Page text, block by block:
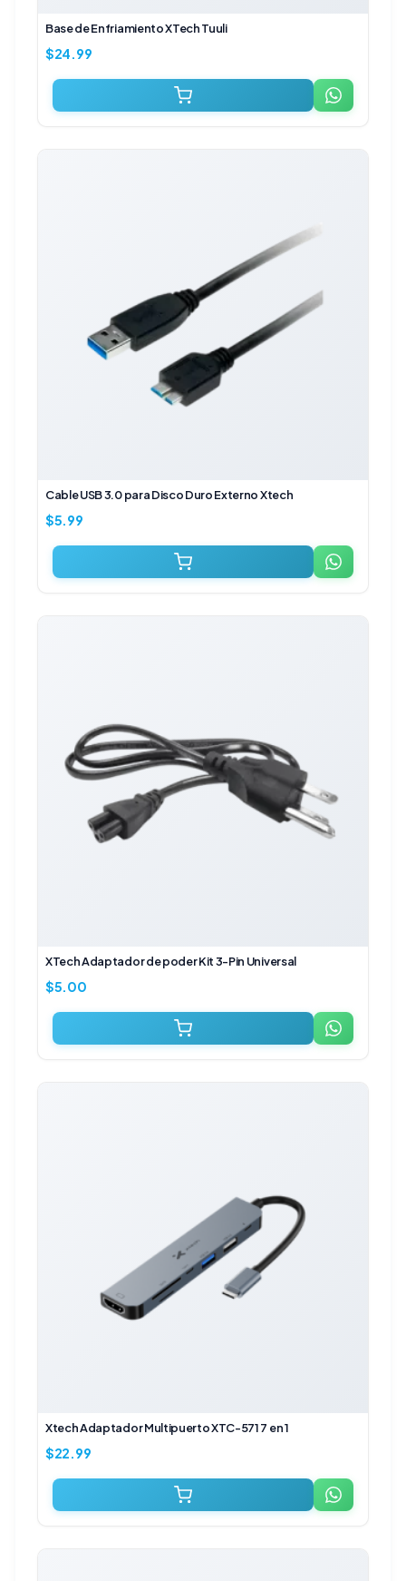
Base de Enfriamiento XTech Tuuli
$24.99
Cable USB 3.0 para Disco Duro Externo Xtech
$5.99
XTech Adaptador de poder Kit 3-Pin Universal
$5.00
Xtech Adaptador Multipuerto XTC-571 7 en 1
$22.99